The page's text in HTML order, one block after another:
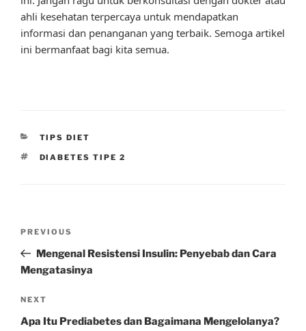
ahli kesehatan terpercaya untuk mendapatkan
informasi dan penanganan yang terbaik. Semoga artikel
ini bermanfaat bagi kita semua.
CATEGORIES
TIPS DIET
TAGS
DIABETES TIPE 2
Previous
Post
PREVIOUS
Mengenal Resistensi Insulin: Penyebab dan Cara
Mengatasinya
Next
Post
NEXT
Apa Itu Prediabetes dan Bagaimana Mengelolanya?